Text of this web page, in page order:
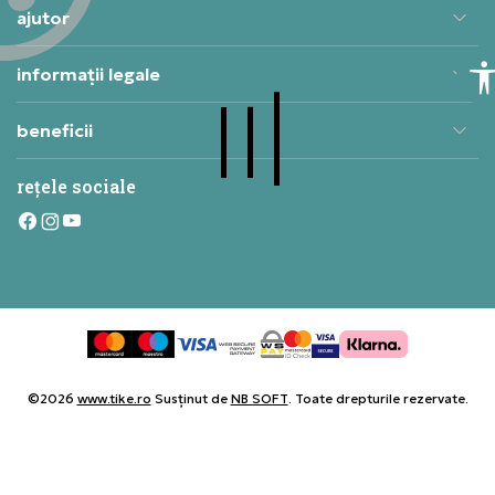
ajutor
informații legale
beneficii
rețele sociale
©2026 www.tike.ro Susținut de NB SOFT. Toate drepturile rezervate.